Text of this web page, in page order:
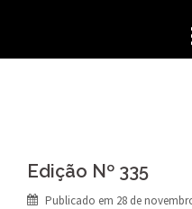
Edição Nº 335
Publicado em 28 de